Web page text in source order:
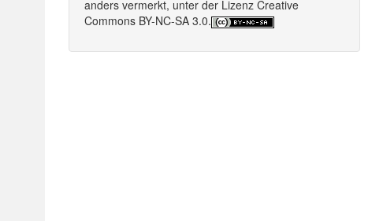
anders vermerkt, unter der Lizenz Creative
Commons BY-NC-SA 3.0.